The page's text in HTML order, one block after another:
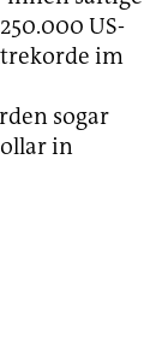
US-
im
sogar
in